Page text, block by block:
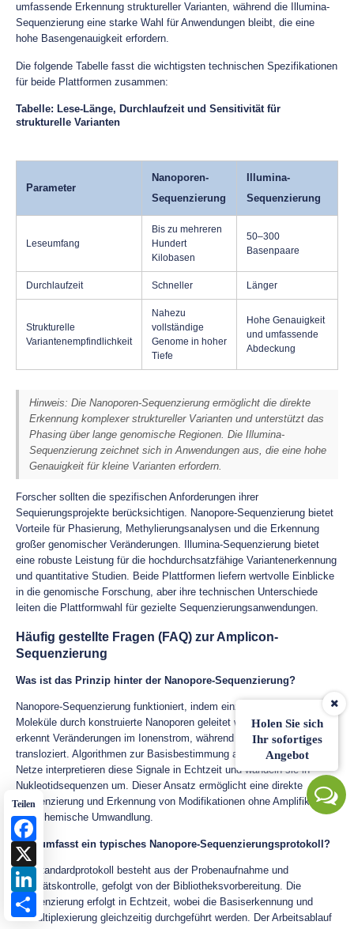
Holen Sie sich
Ihr sofortiges
Angebot
umfassende Erkennung struktureller Varianten, während die Illumina-
Sequenzierung eine starke Wahl für Anwendungen bleibt, die eine
hohe Basengenauigkeit erfordern.
Die folgende Tabelle fasst die wichtigsten technischen Spezifikationen
für beide Plattformen zusammen:
Tabelle: Lese-Länge, Durchlaufzeit und Sensitivität für
strukturelle Varianten
Parameter
Nanoporen-
Sequenzierung
Illumina-
Sequenzierung
Leseumfang
Bis zu mehreren
Hundert
Kilobasen
50–300
Basenpaare
Durchlaufzeit Schneller Länger
Strukturelle
Variantenempfindlichkeit
Nahezu
vollständige
Genome in hoher
Tiefe
Hohe Genauigkeit
und umfassende
Abdeckung
Hinweis: Die Nanoporen-Sequenzierung ermöglicht die direkte
Erkennung komplexer struktureller Varianten und unterstützt das
Phasing über lange genomische Regionen. Die Illumina-
Sequenzierung zeichnet sich in Anwendungen aus, die eine hohe
Genauigkeit für kleine Varianten erfordern.
Forscher sollten die spezifischen Anforderungen ihrer
Sequierungsprojekte berücksichtigen. Nanopore-Sequenzierung bietet
Vorteile für Phasierung, Methylierungsanalysen und die Erkennung
großer genomischer Veränderungen. Illumina-Sequenzierung bietet
eine robuste Leistung für die hochdurchsatzfähige Variantenerkennung
und quantitative Studien. Beide Plattformen liefern wertvolle Einblicke
in die genomische Forschung, aber ihre technischen Unterschiede
leiten die Plattformwahl für gezielte Sequenzierungsanwendungen.
Häufig gestellte Fragen (FAQ) zur Amplicon-
Sequenzierung
Was ist das Prinzip hinter der Nanopore-Sequenzierung?
Nanopore-Sequenzierung funktioniert, indem einzelne DNA- oder RNA-
Moleküle durch konstruierte Nanoporen geleitet werden. Das System
erkennt Veränderungen im Ionenstrom, während jedes Molekül
transloziert. Algorithmen zur Basisbestimmung auf Basis neuronaler
Netze interpretieren diese Signale in Echtzeit und wandeln sie in
Nukleotidsequenzen um. Dieser Ansatz ermöglicht eine direkte
Sequenzierung und Erkennung von Modifikationen ohne Amplifikation
oder chemische Umwandlung.
Was umfasst ein typisches Nanopore-Sequenzierungsprotokoll?
Ein Standardprotokoll besteht aus der Probenaufnahme und
Qualitätskontrolle, gefolgt von der Bibliotheksvorbereitung. Die
Sequenzierung erfolgt in Echtzeit, wobei die Basiserkennung und
Demultiplexierung gleichzeitig durchgeführt werden. Der Arbeitsablauf
Teilen
Facebook
LinkedIn
Share